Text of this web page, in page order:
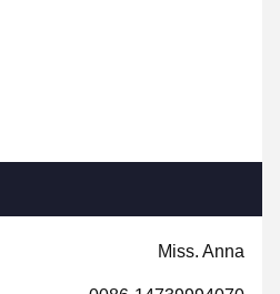
Miss. Anna
looking for?